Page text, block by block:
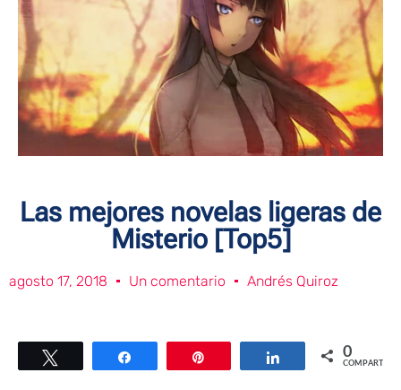
Las mejores novelas ligeras de
Misterio [Top5]
agosto 17, 2018 Un comentario Andrés Quiroz
Compartir Compartir0
COMPARTIR